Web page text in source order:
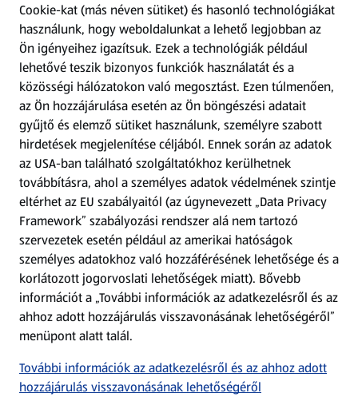
Kérdőív
Fizetési lehetőségek
ALDI utalványok
Árcsökkentés
Adattörlő alkalmazás
Szervizpont
(új oldalon nyílik meg)
Fedezz fel minket az interneten!
Töltsd le az ALDI Magyarország applikációt!
Cookie-kat (más néven sütiket) és hasonló technológiákat
használunk, hogy weboldalunkat a lehető legjobban az
Ön igényeihez igazítsuk. Ezek a technológiák például
lehetővé teszik bizonyos funkciók használatát és a
közösségi hálózatokon való megosztást. Ezen túlmenően,
az Ön hozzájárulása esetén az Ön böngészési adatait
gyűjtő és elemző sütiket használunk, személyre szabott
hirdetések megjelenítése céljából. Ennek során az adatok
az USA-ban található szolgáltatókhoz kerülhetnek
továbbításra, ahol a személyes adatok védelmének szintje
eltérhet az EU szabályaitól (az úgynevezett „Data Privacy
Framework” szabályozási rendszer alá nem tartozó
szervezetek esetén például az amerikai hatóságok
személyes adatokhoz való hozzáférésének lehetősége és a
korlátozott jogorvoslati lehetőségek miatt). Bővebb
információt a „További információk az adatkezelésről és az
ahhoz adott hozzájárulás visszavonásának lehetőségéről”
menüpont alatt talál.
További információk az adatkezelésről és az ahhoz adott
hozzájárulás visszavonásának lehetőségéről